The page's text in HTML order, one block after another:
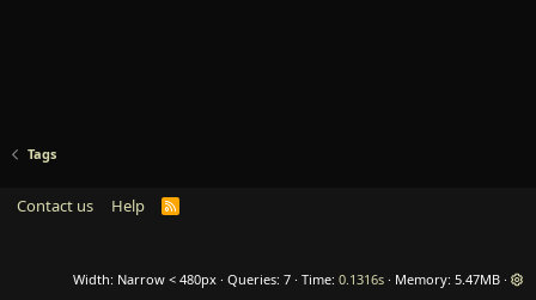
Tags
Contact us Help
R
Width Queries 7 Time 0.1316s Memory 5.47MB